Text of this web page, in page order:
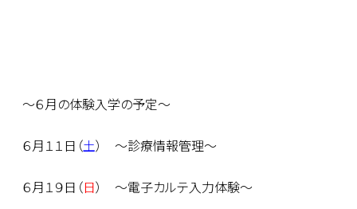
〜６月の体験入学の予定〜
６月１１日（土） 〜診療情報管理〜
６月１９日（日） 〜電子カルテ入力体験〜